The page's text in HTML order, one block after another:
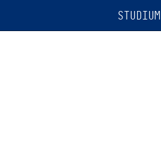
STUDIUM